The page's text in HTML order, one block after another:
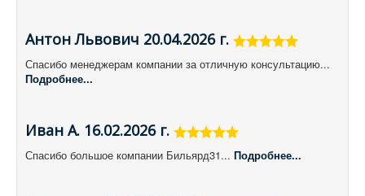
Антон Львович 20.04.2026 г.
Спасибо менеджерам компании за отличную консультацию...
Подробнее...
Иван А. 16.02.2026 г.
Спасибо большое компании Бильярд31... Подробнее...